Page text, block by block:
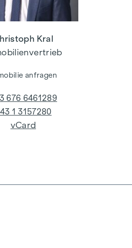
Kral
anfragen
676 6461289
1 3157280
vCard